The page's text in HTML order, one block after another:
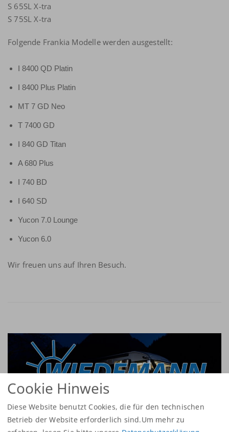
S 65SL X-tra
S 75SL X-tra
Folgende Frankia Modelle werden ausgestellt:
I 8400 QD Platin
I 8400 Plus Platin
MT 7 GD Neo
T 7400 GD
I 840 GD Titan
A 680 Plus
I 740 BD
I 640 SD
Yucon 7.0 Lounge
Yucon 6.0
Wir freuen uns auf Ihren Besuch.
Cookie Hinweis
Diese Website benutzt Cookies, die für den technischen
Betrieb der Website erforderlich sind.Um mehr zu